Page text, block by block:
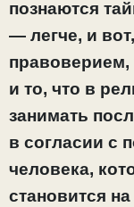
познаются
— легче, и
и то, что в
занимать
в согласии с
человека,
становится